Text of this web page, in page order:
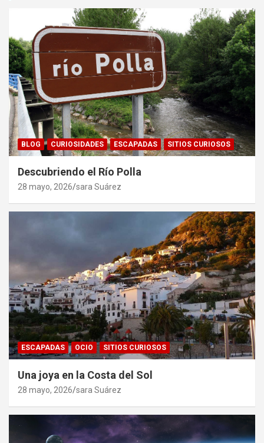
BLOG CURIOSIDADES ESCAPADAS SITIOS CURIOSOS
Descubriendo el Río Polla
28 mayo, 2026 sara Suárez
ESCAPADAS OCIO SITIOS CURIOSOS
Una joya en la Costa del Sol
28 mayo, 2026 sara Suárez